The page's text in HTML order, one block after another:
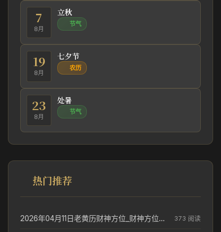
7
8月
立秋
节气
19
8月
七夕节
农历
23
8月
处暑
节气
热门推荐
2026年04月11日老黄历财神方位_财神方位与供奉讲究 373 阅读